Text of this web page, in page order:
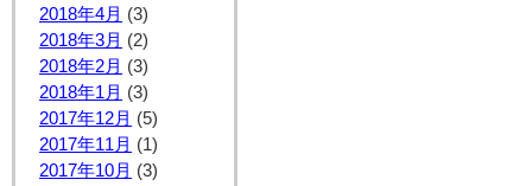
2018年4月 (3)
2018年3月 (2)
2018年2月 (3)
2018年1月 (3)
2017年12月 (5)
2017年11月 (1)
2017年10月 (3)